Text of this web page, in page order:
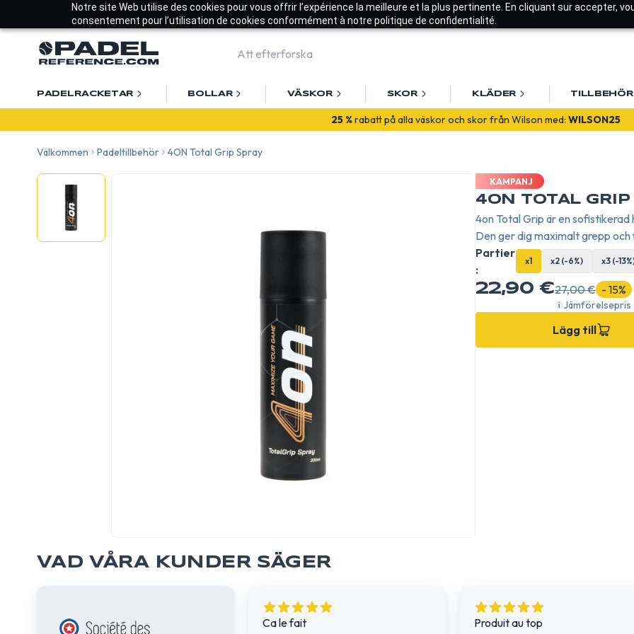
Notre site Web utilise des cookies pour vous offrir l’expérience la meilleure et la plus pertinente. En cliquant sur accepter,
consentement pour l’utilisation de cookies conformément à notre politique de confidentialité.
PADELRACKETAR BOLLAR VÄSKOR SKOR KLÄDER TILLBEHÖR
Välkommen! Få10% rabatt på din första beställningmed
Välkommen Padeltillbehör 4ON Total Grip Spray
KAMPANJ
4ON TOTAL GRIP
4on Total Grip är en
Den ger dig maximalt grepp
Partier
:
x1 x2 (-6%) x3 (-
22,90 €27,00 € - 15%
Jämförelsepris
Lägg till
VAD VÅRA KUNDER SÄGER
Ca le fait Produit au top